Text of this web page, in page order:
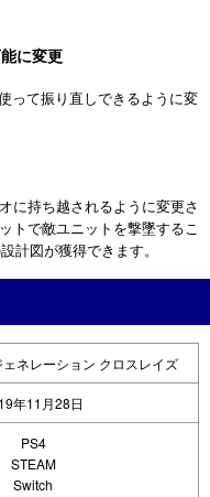
に変更
って振り直しできるように変
に持ち越されるように変更さ
トで敵ユニットを撃墜するこ
計図が獲得できます。
ネレーション クロスレイズ
年11月28日
PS4
STEAM
Switch